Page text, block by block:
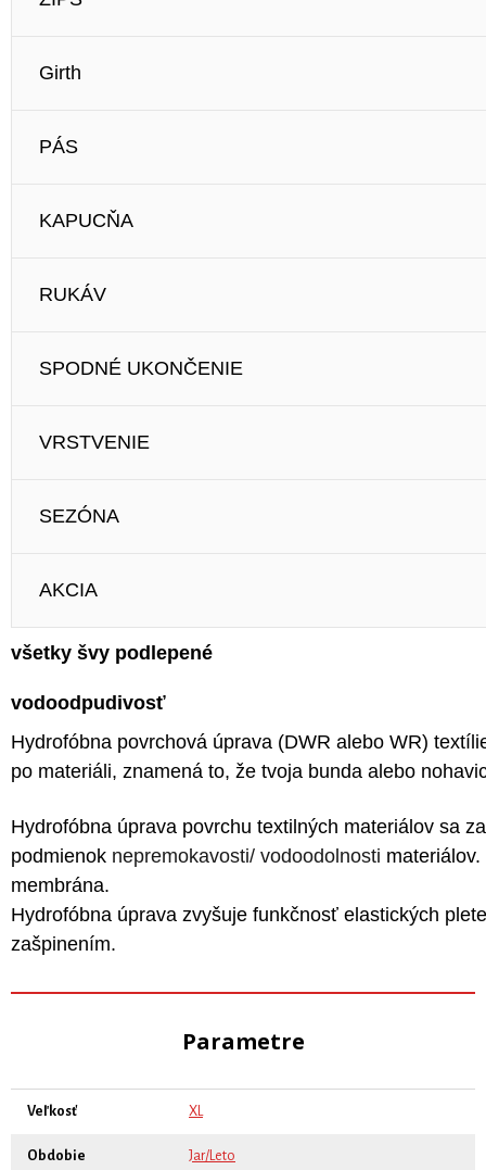
Girth
PÁS
KAPUCŇA
RUKÁV
SPODNÉ UKONČENIE
VRSTVENIE
SEZÓNA
AKCIA
všetky švy podlepené
vodoodpudivosť
Hydrofóbna povrchová úprava (DWR alebo WR)
po materiáli, znamená to, že tvoja bunda alebo
Hydrofóbna úprava povrchu textilných materiálov sa
podmienok nepremokavosti/ vodoodolnosti
membrána.
Hydrofóbna úprava zvyšuje funkčnosť elastických
zašpinením.
Parametre
Veľkosť XL
Obdobie Jar/Leto